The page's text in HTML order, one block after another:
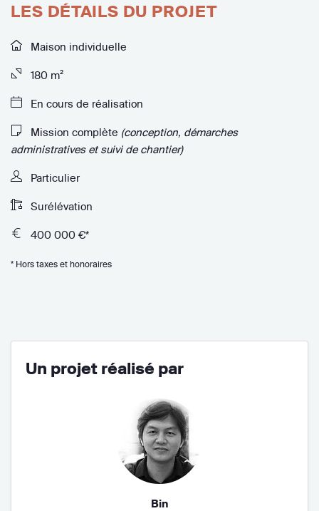
LES DÉTAILS DU PROJET
Maison individuelle
180 m²
En cours de réalisation
Mission complète (conception, démarches
administratives et suivi de chantier)
Particulier
Surélévation
400 000 €*
* Hors taxes et honoraires
Un projet réalisé par
Bin